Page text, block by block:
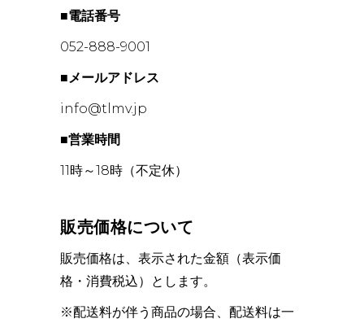
■電話番号
052-888-9001
■メールアドレス
info@tlmv.jp
■営業時間
11時～18時（不定休）
販売価格について
販売価格は、表示された金額（表示価
格・消費税込）とします。
※配送料が伴う商品の場合、配送料は一